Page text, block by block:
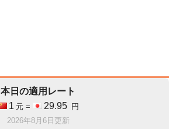
本日の適用レート
1 元 = 29.95
円
2026年8月6日更新